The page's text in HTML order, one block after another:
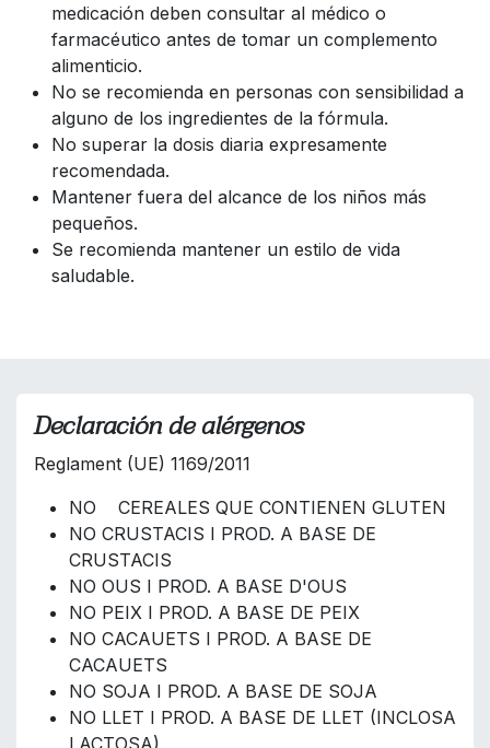
medicación deben consultar al médico o
farmacéutico antes de tomar un complemento
alimenticio.
No se recomienda en personas con sensibilidad a
alguno de los ingredientes de la fórmula.
No superar la dosis diaria expresamente
recomendada.
Mantener fuera del alcance de los niños más
pequeños.
Se recomienda mantener un estilo de vida
saludable.
Declaración de alérgenos
Reglament (UE) 1169/2011
NO CEREALES QUE CONTIENEN GLUTEN
NO CRUSTACIS I PROD. A BASE DE
CRUSTACIS
NO OUS I PROD. A BASE D'OUS
NO PEIX I PROD. A BASE DE PEIX
NO CACAUETS I PROD. A BASE DE
CACAUETS
NO SOJA I PROD. A BASE DE SOJA
NO LLET I PROD. A BASE DE LLET (INCLOSA
LACTOSA)